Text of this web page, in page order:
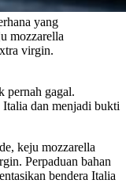
yang
mozzarella
virgin.
pernah gagal.
dan menjadi bukti
keju mozzarella
Perpaduan bahan
bendera Italia